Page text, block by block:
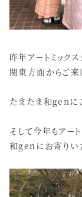
昨年アートミック
関東方面からご来
たまたま和genに
そして今年もアー
和genにお寄りい